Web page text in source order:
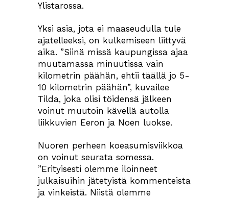
Ylistarossa.
Yksi asia, jota ei maaseudulla tule
ajatelleeksi, on kulkemiseen liittyvä
aika. ”Siinä missä kaupungissa ajaa
muutamassa minuutissa vain
kilometrin päähän, ehtii täällä jo 5-
10 kilometrin päähän”, kuvailee
Tilda, joka olisi töidensä jälkeen
voinut muutoin kävellä autolla
liikkuvien Eeron ja Noen luokse.
Nuoren perheen koeasumisviikkoa
on voinut seurata somessa.
”Erityisesti olemme iloinneet
julkaisuihin jätetyistä kommenteista
ja vinkeistä. Niistä olemme